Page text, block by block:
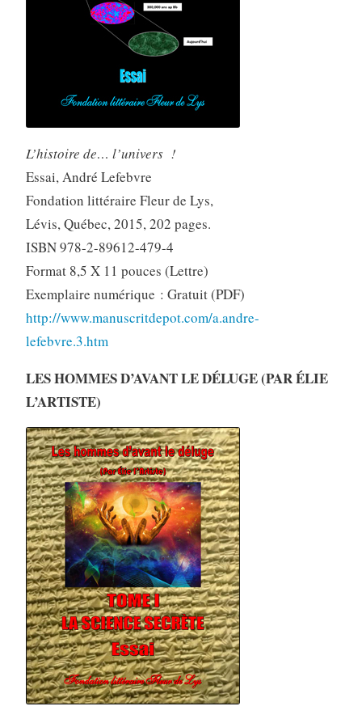
L’histoire de… l’univers !
Essai, André Lefebvre
Fondation littéraire Fleur de Lys,
Lévis, Québec, 2015, 202 pages.
ISBN 978-2-89612-479-4
Format 8,5 X 11 pouces (Lettre)
Exemplaire numérique : Gratuit (PDF)
http://www.manuscritdepot.com/a.andre-
lefebvre.3.htm
LES HOMMES D’AVANT LE DÉLUGE (PAR ÉLIE
L’ARTISTE)